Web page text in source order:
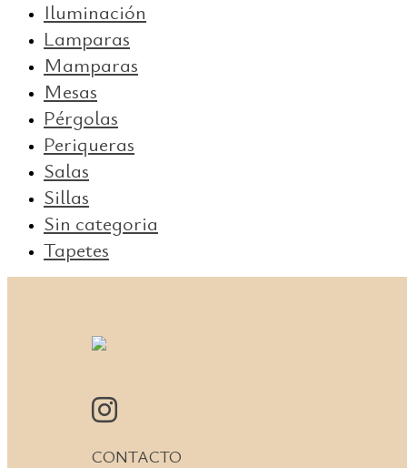
Iluminación
Lamparas
Mamparas
Mesas
Pérgolas
Periqueras
Salas
Sillas
Sin categoria
Tapetes
CONTACTO